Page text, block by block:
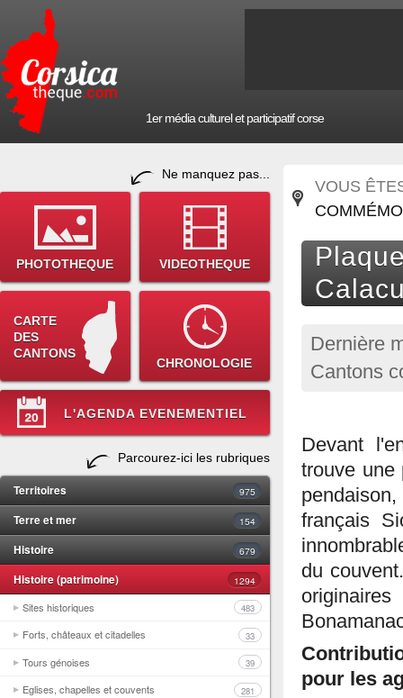
1er média culturel et participatif corse
Ne manquez pas...
PHOTOTHEQUE VIDEOTHEQUE
CARTE
DES
CANTONS
CHRONOLOGIE
L'AGENDA EVENEMENTIEL
Parcourez-ici les rubriques
Territoires 975
Terre et mer 154
Histoire 679
Histoire (patrimoine) 1294
Sites historiques 483
Forts, châteaux et citadelles 33
Tours génoises 39
Eglises, chapelles et couvents 281
VOUS
Dernière
Cantons
Devant
trouve une
français
du
pour les